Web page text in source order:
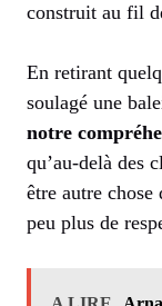
construit au fil
En retirant
soulagé une
notre
qu’au-delà des
être autre
peu plus de